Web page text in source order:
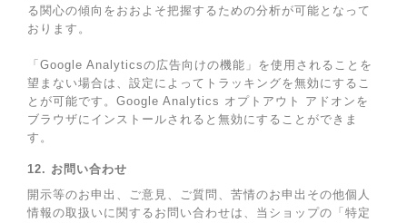
る関心の傾向をおおよそ把握するための分析が可能となって
おります。
「Google Analyticsの広告向けの機能」を使用されることを
望まない場合は、設定によってトラッキングを無効にするこ
とが可能です。Google Analytics オプトアウト アドオンを
ブラウザにインストールされると無効にすることができま
す。
12. お問い合わせ
開示等のお申出、ご意見、ご質問、苦情のお申出その他個人
情報の取扱いに関するお問い合わせは、当ショップの「特定